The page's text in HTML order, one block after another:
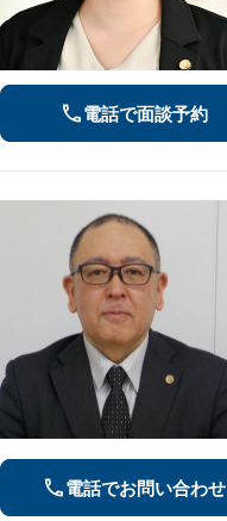
電話で面談予約
電話でお問い合わせ